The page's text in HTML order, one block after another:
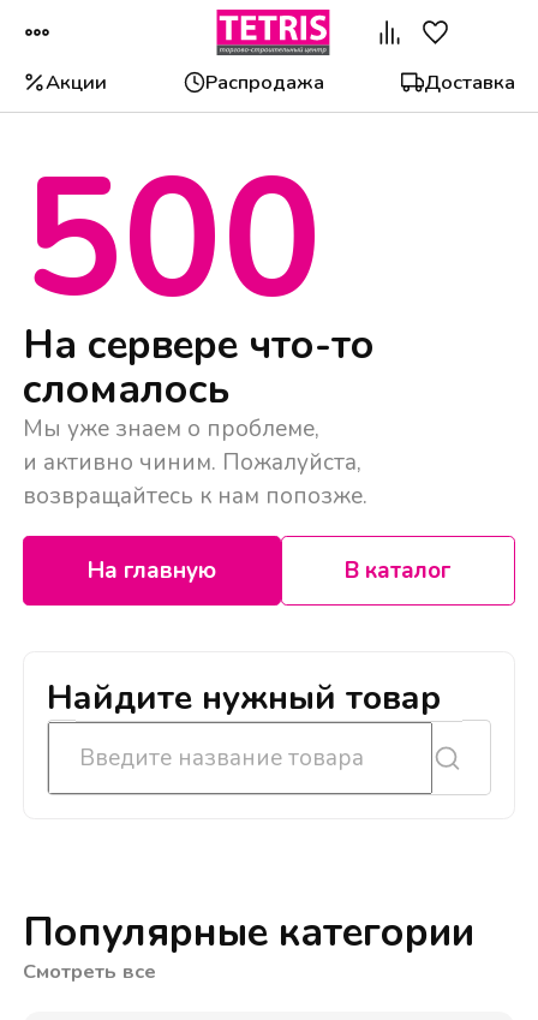
Акции Распродажа Доставка
500
На сервере что-то
сломалось
Мы уже знаем о проблеме,
и активно чиним. Пожалуйста,
возвращайтесь к нам попозже.
На главную В каталог
Найдите нужный товар
Популярные категории
Смотреть все